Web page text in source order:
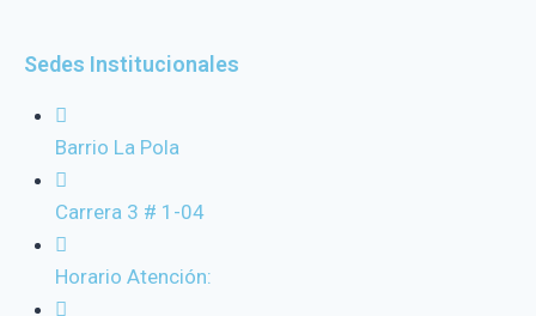
Sedes Institucionales
Barrio La Pola
Carrera 3 # 1-04
Horario Atención: